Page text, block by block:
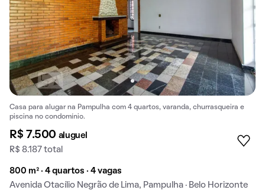
Casa para alugar na Pampulha com 4 quartos, varanda, churrasqueira e
piscina no condomínio.
R$ 7.500 aluguel
R$ 8.187 total
800 m² · 4 quartos · 4 vagas
Avenida Otacílio Negrão de Lima, Pampulha · Belo Horizonte